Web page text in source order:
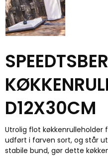
D12X30CM
Utrolig flot køkkenrulleholder
udført i farven sort, og står
stabile bund, gør dette